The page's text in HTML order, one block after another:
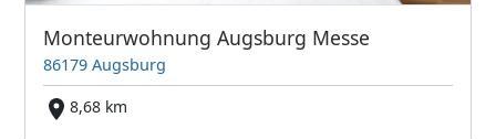
Monteurwohnung Augsburg Messe
86179 Augsburg
8,68 km